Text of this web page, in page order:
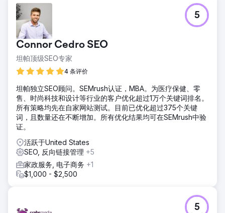
Connor Cedro SEO
坦帕顶级SEO专家
4 条评价
5
坦帕独立SEO顾问。SEMrush认证，MBA。为医疗保健、零
售、时尚科技和设计等行业的客户优化超过1万个关键词排名。
所有策略均先在自家网站测试。目前已优化超过375个关键
词，且数量还在不断增加。所有优化结果均可在SEMrush中验
证。
活跃于United States
SEO, 反向链接管理 +5
家政服务, 电子商务 +1
$1,000 - $2,500
5